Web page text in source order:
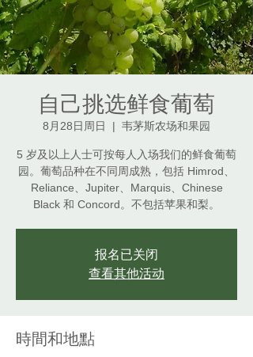
自己挑选鲜食葡萄
8月28日周日
  |
韦茅斯农场和果园
5 岁及以上人士可按每人入场我们的鲜食葡萄
园。葡萄品种在不同周成熟，包括 Himrod、
Reliance、Jupiter、Marquis、Chinese
Black 和 Concord。不包括苹果和梨。
报名已关闭
查看其他活动
時間和地點